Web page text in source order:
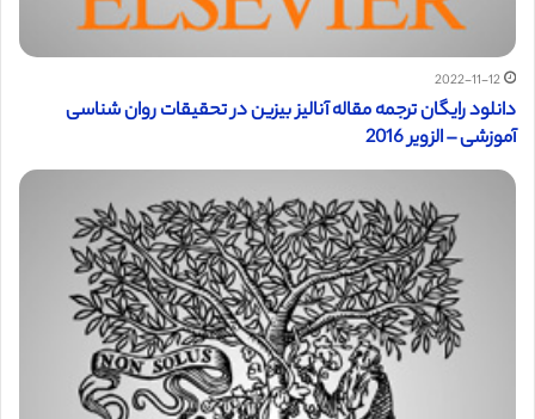
2022-11-12
دانلود رایگان ترجمه مقاله آنالیز بیزین در تحقیقات روان شناسی
آموزشی – الزویر 2016